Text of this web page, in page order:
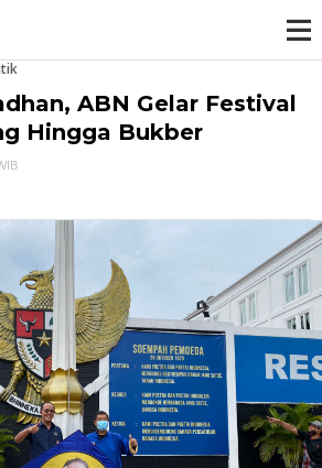
u
ABN Gelar Festival
Hingga Bukber